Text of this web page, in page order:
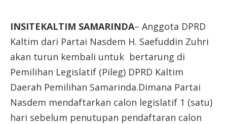
INSITEKALTIM SAMARINDA– Anggota DPRD
Kaltim dari Partai Nasdem H. Saefuddin Zuhri
akan turun kembali untuk bertarung di
Pemilihan Legislatif (Pileg) DPRD Kaltim
Daerah Pemilihan Samarinda.Dimana Partai
Nasdem mendaftarkan calon legislatif 1 (satu)
hari sebelum penutupan pendaftaran calon